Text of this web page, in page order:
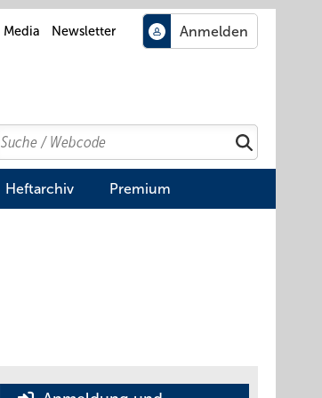
Media Newsletter
Search
Suchen
Heftarchiv Premium